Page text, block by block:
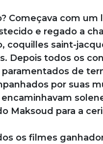
Começava com um
e regado a
coquilles saint-
Depois todos os
de
por suas
Maksoud para a
os filmes